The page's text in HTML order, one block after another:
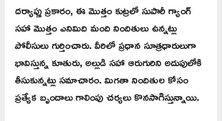
దర్యాప్తు ప్రకారం, ఈ మొత్తం కుట్రలో సుపారీ గ్యాంగ్
సహా మొత్తం ఎనిమిది మంది నిందితులు ఉన్నట్లు
పోలీసులు గుర్తించారు. వీరిలో ప్రధాన సూత్రధారులుగా
భావిస్తున్న కూతురు, అల్లుడి సహా ఆరుగురిని అదుపులోకి
తీసుకున్నట్లు సమాచారం. మిగతా నిందితుల కోసం
ప్రత్యేక బృందాలు గాలింపు చర్యలు కొనసాగిస్తున్నాయి.